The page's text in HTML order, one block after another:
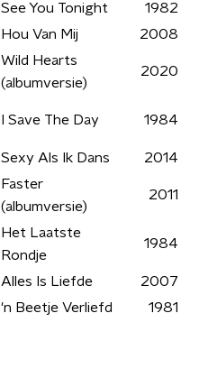
See You Tonight
1982
Hou Van Mij 2008
Wild Hearts
(albumversie)
2020
I Save The Day 1984
Sexy Als Ik Dans 2014
Faster
(albumversie)
2011
Het Laatste
Rondje
1984
Alles Is Liefde
2007
'n Beetje Verliefd 1981